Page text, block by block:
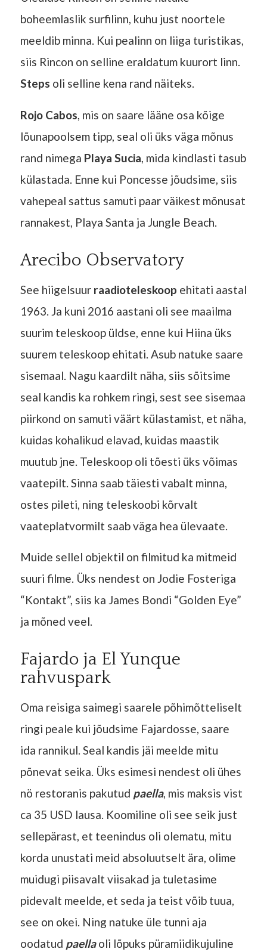
boheemlaslik surfilinn, kuhu just noortele
meeldib minna. Kui pealinn on liiga turistikas,
siis Rincon on selline eraldatum kuurort linn.
Steps oli selline kena rand näiteks.
Rojo Cabos, mis on saare lääne osa kõige
lõunapoolsem tipp, seal oli üks väga mõnus
rand nimega Playa Sucia, mida kindlasti tasub
külastada. Enne kui Poncesse jõudsime, siis
vahepeal sattus samuti paar väikest mõnusat
rannakest, Playa Santa ja Jungle Beach.
Arecibo Observatory
See hiigelsuur raadioteleskoop ehitati aastal
1963. Ja kuni 2016 aastani oli see maailma
suurim teleskoop üldse, enne kui Hiina üks
suurem teleskoop ehitati. Asub natuke saare
sisemaal. Nagu kaardilt näha, siis sõitsime
seal kandis ka rohkem ringi, sest see sisemaa
piirkond on samuti väärt külastamist, et näha,
kuidas kohalikud elavad, kuidas maastik
muutub jne. Teleskoop oli tõesti üks võimas
vaatepilt. Sinna saab täiesti vabalt minna,
ostes pileti, ning teleskoobi kõrvalt
vaateplatvormilt saab väga hea ülevaate.
Muide sellel objektil on filmitud ka mitmeid
suuri filme. Üks nendest on Jodie Fosteriga
“Kontakt”, siis ka James Bondi “Golden Eye”
ja mõned veel.
Fajardo ja El Yunque
rahvuspark
Oma reisiga saimegi saarele põhimõtteliselt
ringi peale kui jõudsime Fajardosse, saare
ida rannikul. Seal kandis jäi meelde mitu
põnevat seika. Üks esimesi nendest oli ühes
nö restoranis pakutud paella, mis maksis vist
ca 35 USD lausa. Koomiline oli see seik just
sellepärast, et teenindus oli olematu, mitu
korda unustati meid absoluutselt ära, olime
muidugi piisavalt viisakad ja tuletasime
pidevalt meelde, et seda ja teist võib tuua,
see on okei. Ning natuke üle tunni aja
oodatud paellaoli lõpuks püramiidikujuline